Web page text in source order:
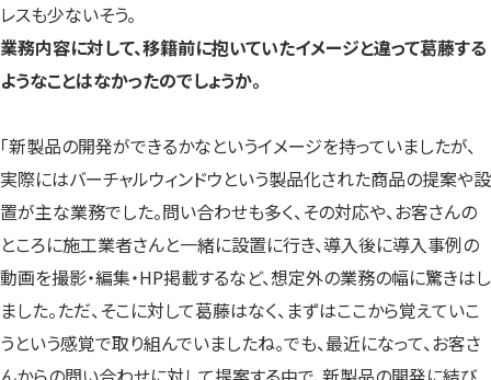
レスも少ないそう。
業務内容に対して、移籍前に抱いていたイメージと違って葛藤する
ようなことはなかったのでしょうか。
「新製品の開発ができるかなというイメージを持っていましたが、
実際にはバーチャルウィンドウという製品化された商品の提案や設
置が主な業務でした。問い合わせも多く、その対応や、お客さんの
ところに施工業者さんと一緒に設置に行き、導入後に導入事例の
動画を撮影・編集・HP掲載するなど、想定外の業務の幅に驚きはし
ました。ただ、そこに対して葛藤はなく、まずはここから覚えていこ
うという感覚で取り組んでいましたね。でも、最近になって、お客さ